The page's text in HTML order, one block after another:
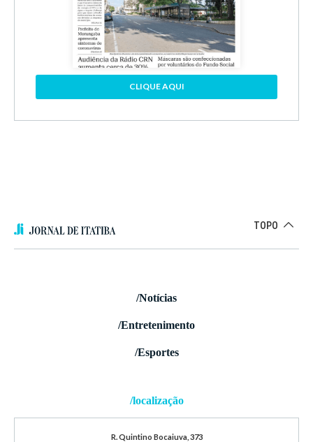
CLIQUE AQUI
TOPO
/Notícias
/Entretenimento
/Esportes
/localização
R. Quintino Bocaiuva, 373